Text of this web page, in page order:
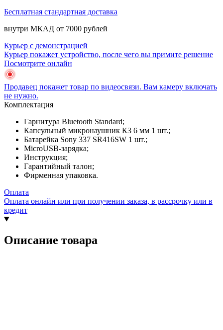
Бесплатная стандартная доставка
внутри МКАД от 7000 рублей
Курьер с демонстрацией
Курьер покажет устройство, после чего вы примите решение
Посмотрите онлайн
Продавец покажет товар по видеосвязи. Вам камеру включать
не нужно.
Комплектация
Гарнитура Bluetooth Standard;
Капсульный микронаушник К3 6 мм 1 шт.;
Батарейка Sony 337 SR416SW 1 шт.;
MicroUSB-зарядка;
Инструкция;
Гарантийный талон;
Фирменная упаковка.
Оплата
Оплата онлайн или при получении заказа, в рассрочку или в
кредит
Описание товара